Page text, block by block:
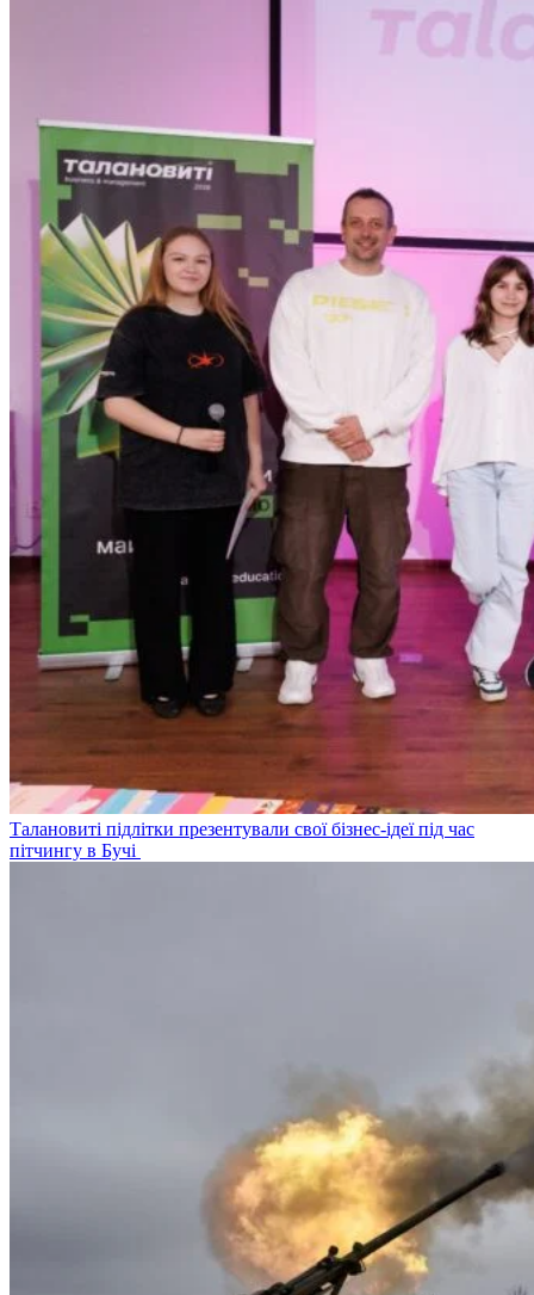
Талановиті підлітки презентували свої бізнес-ідеї під час
пітчингу в Бучі